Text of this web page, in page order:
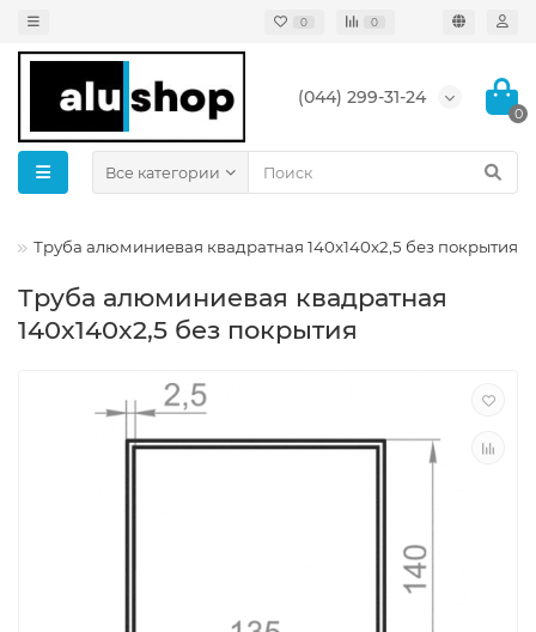
0 0
(044) 299-31-24
0
Все категории
Труба алюминиевая квадратная 140x140x2,5 без покрытия
Труба алюминиевая квадратная
140x140x2,5 без покрытия